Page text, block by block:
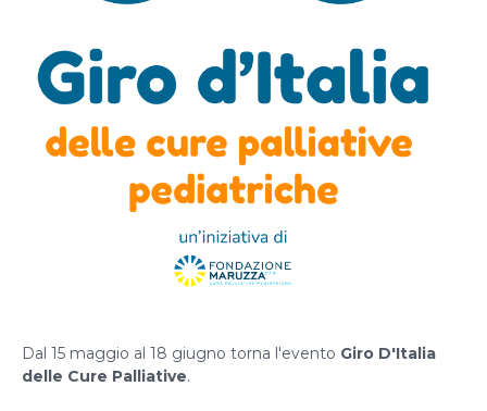
Dal 15 maggio al 18 giugno torna l'evento Giro D'Italia
delle Cure Palliative.